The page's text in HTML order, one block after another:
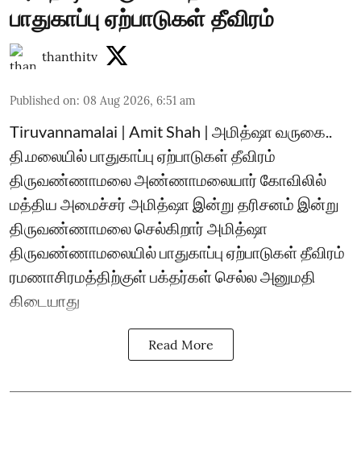
பாதுகாப்பு ஏற்பாடுகள் தீவிரம்
thanthitv
Published on: 08 Aug 2026, 6:51 am
Tiruvannamalai | Amit Shah | அமித்ஷா வருகை..
தி.மலையில் பாதுகாப்பு ஏற்பாடுகள் தீவிரம்
திருவண்ணாமலை அண்ணாமலையார் கோவிலில்
மத்திய அமைச்சர் அமித்ஷா இன்று தரிசனம் இன்று
திருவண்ணாமலை செல்கிறார் அமித்ஷா
திருவண்ணாமலையில் பாதுகாப்பு ஏற்பாடுகள் தீவிரம்
ரமணாசிரமத்திற்குள் பக்தர்கள் செல்ல அனுமதி
கிடையாது
Read More